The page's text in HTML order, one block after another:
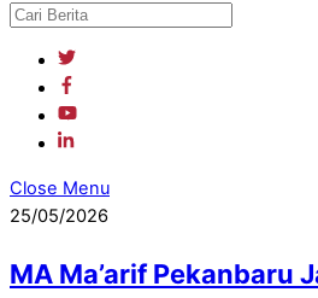
Close Menu
25/05/2026
MA Ma’arif Pekanbaru